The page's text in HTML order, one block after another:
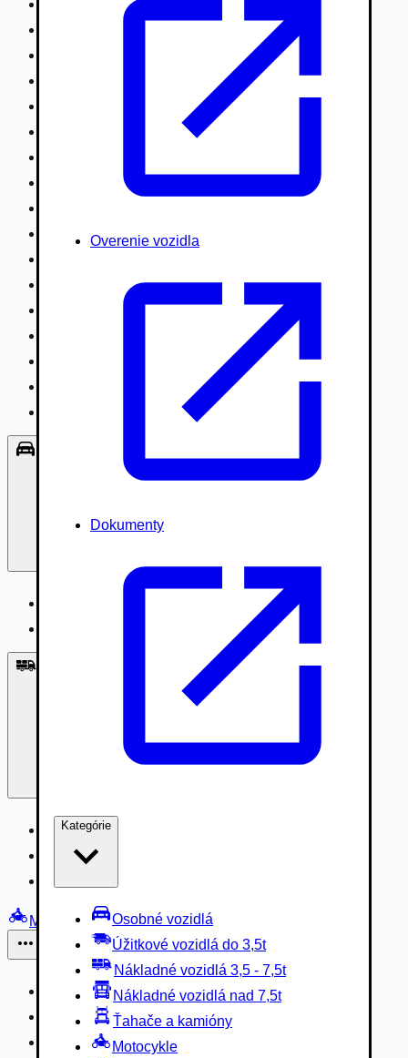
Overenie vozidla
Dokumenty
Kategórie
Osobné vozidlá
Úžitkové vozidlá do 3,5t
Nákladné vozidlá 3,5 - 7,5t
Nákladné vozidlá nad 7,5t
Ťahače a kamióny
Motocykle
Nákladné vozidlá nad 7,5t
Vodné/Snežné skútre, štvorkolky
Poľnohospodárske vozidlá / stroje
Hydraulické ruky autožeriavy
Špeciály/nosiče kontajnerov
Návesy/prívesy nadstavby
Lode/člny, lietadlá/vznášadlá
Príslušenstvo, Oblečenie
Nákladné vozidlá 3,5 - 7,5t
Nákladné vozidlá nad 7,5t
Motocykle
Náhradné diely
Autobusy
Vodné/Snežné skútre, štvorkolky